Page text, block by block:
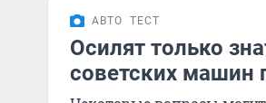
АВТО ТЕСТ
Осилят только
советских машин